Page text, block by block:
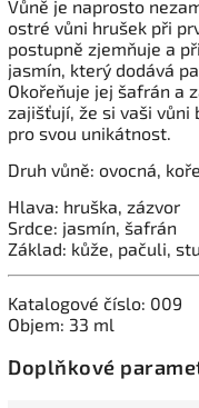
Vůně je naprosto
ostré vůni hrušek při
postupně zjemňuje a
jasmín, který dodává
Okořeňuje jej šafrán a
zajišťují, že si vaši vůni
pro svou unikátnost.
Druh vůně: ovocná,
Hlava: hruška, zázvor
Srdce: jasmín, šafrán
Základ: kůže, pačuli,
Katalogové číslo: 009
Objem: 33 ml
Doplňkové